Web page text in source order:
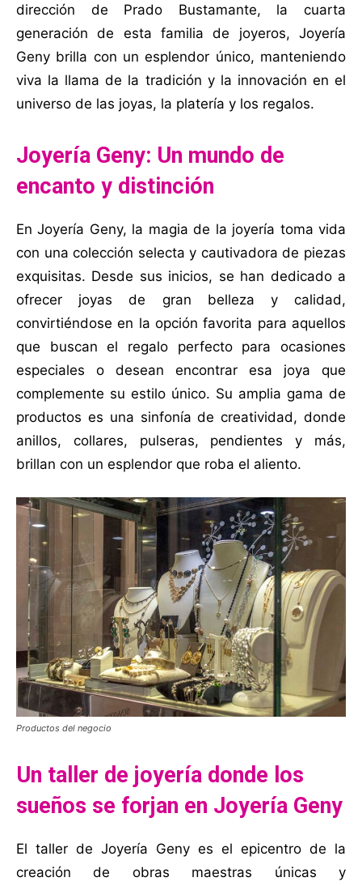
dirección de Prado Bustamante, la cuarta
generación de esta familia de joyeros, Joyería
Geny brilla con un esplendor único, manteniendo
viva la llama de la tradición y la innovación en el
universo de las joyas, la platería y los regalos.
Joyería Geny: Un mundo de
encanto y distinción
En Joyería Geny, la magia de la joyería toma vida
con una colección selecta y cautivadora de piezas
exquisitas. Desde sus inicios, se han dedicado a
ofrecer joyas de gran belleza y calidad,
convirtiéndose en la opción favorita para aquellos
que buscan el regalo perfecto para ocasiones
especiales o desean encontrar esa joya que
complemente su estilo único. Su amplia gama de
productos es una sinfonía de creatividad, donde
anillos, collares, pulseras, pendientes y más,
brillan con un esplendor que roba el aliento.
Productos del negocio
Un taller de joyería donde los
sueños se forjan en Joyería Geny
El taller de Joyería Geny es el epicentro de la
creación de obras maestras únicas y